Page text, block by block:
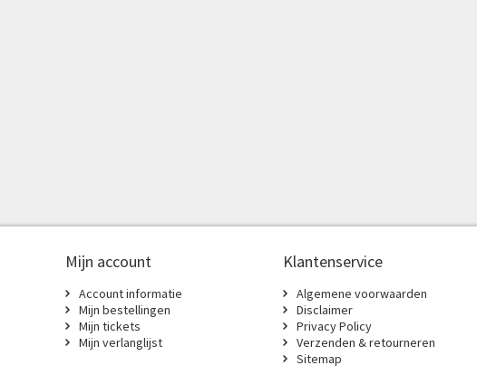
Mijn account
Account informatie
Mijn bestellingen
Mijn tickets
Mijn verlanglijst
Klantenservice
Algemene voorwaarden
Disclaimer
Privacy Policy
Verzenden & retourneren
Sitemap